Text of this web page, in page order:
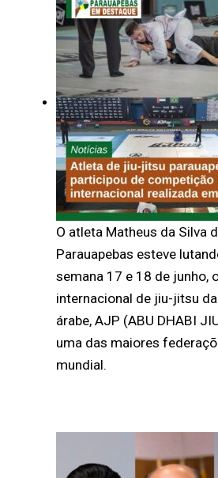
O atleta Matheus da Silva
Parauapebas esteve
semana 17 e 18 de junho,
internacional de jiu-jitsu
árabe, AJP (ABU DHABI
uma das maiores
mundial.